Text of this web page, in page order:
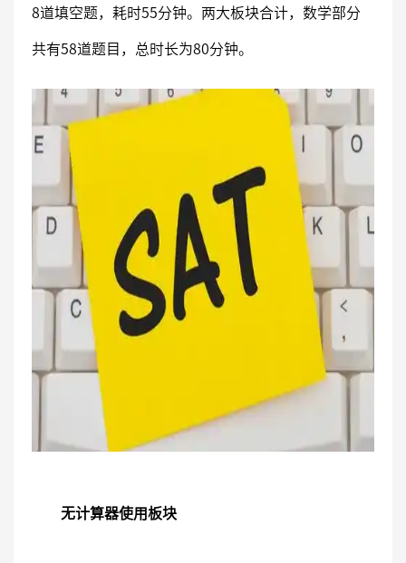
8道填空题，耗时55分钟。两大板块合计，数学部分
共有58道题目，总时长为80分钟。
无计算器使用板块